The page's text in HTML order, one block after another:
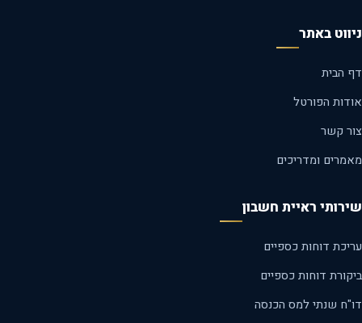
באתר
הבית
הפורטל
קשר
ומדריכים
ראיית חשבון
דוחות כספיים
דוחות כספיים
שנתי למס הכנסה